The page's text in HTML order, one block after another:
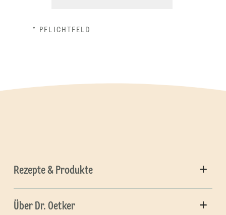
* PFLICHTFELD
Rezepte & Produkte
Über Dr. Oetker